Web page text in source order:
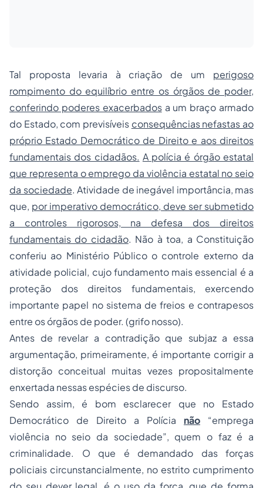
Tal proposta levaria à criação de um perigoso
rompimento do equilíbrio entre os órgãos de poder,
conferindo poderes exacerbadosa um braço armado
do Estado, com previsíveis consequências nefastas ao
próprio Estado Democrático de Direito e aos direitos
fundamentais dos cidadãos. A polícia é órgão estatal
que representa o emprego da violência estatal no seio
da sociedade. Atividade de inegável importância, mas
que, por imperativo democrático, deve ser submetido
a controles rigorosos, na defesa dos direitos
fundamentais do cidadão. Não à toa, a Constituição
conferiu ao Ministério Público o controle externo da
atividade policial, cujo fundamento mais essencial é a
proteção dos direitos fundamentais, exercendo
importante papel no sistema de freios e contrapesos
entre os órgãos de poder. (grifo nosso).
Antes de revelar a contradição que subjaz a essa
argumentação, primeiramente, é importante corrigir a
distorção conceitual muitas vezes propositalmente
enxertada nessas espécies de discurso.
Sendo assim, é bom esclarecer que no Estado
Democrático de Direito a Polícia não “emprega
violência no seio da sociedade”, quem o faz é a
criminalidade. O que é demandado das forças
policiais circunstancialmente, no estrito cumprimento